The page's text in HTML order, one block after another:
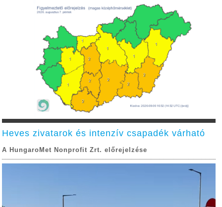
Heves zivatarok és intenzív csapadék várható
A HungaroMet Nonprofit Zrt. előrejelzése